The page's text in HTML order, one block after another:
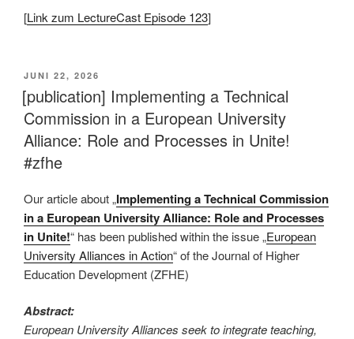
[Link zum LectureCast Episode 123]
VERÖFFENTLICHT
AM
JUNI 22, 2026
[publication] Implementing a Technical
Commission in a European University
Alliance: Role and Processes in Unite!
#zfhe
Our article about „Implementing a Technical Commission
in a European University Alliance: Role and Processes
in Unite!“ has been published within the issue „European
University Alliances in Action“ of the Journal of Higher
Education Development (ZFHE)
Abstract:
European University Alliances seek to integrate teaching,